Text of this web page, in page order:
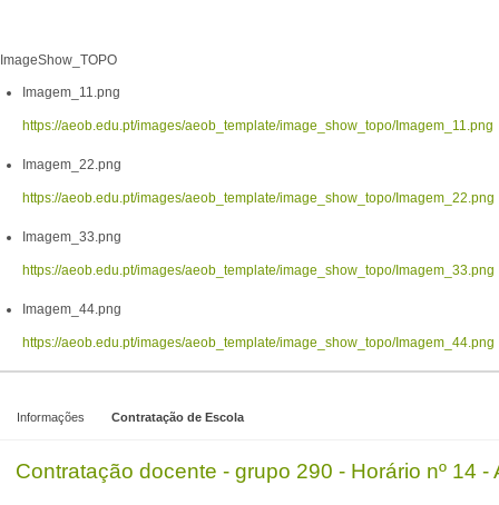
ImageShow_TOPO
Imagem_11.png
https://aeob.edu.pt/images/aeob_template/image_show_topo/Imagem_11.png
Imagem_22.png
https://aeob.edu.pt/images/aeob_template/image_show_topo/Imagem_22.png
Imagem_33.png
https://aeob.edu.pt/images/aeob_template/image_show_topo/Imagem_33.png
Imagem_44.png
https://aeob.edu.pt/images/aeob_template/image_show_topo/Imagem_44.png
Informações Contratação de Escola
Contratação docente - grupo 290 - Horário nº 14